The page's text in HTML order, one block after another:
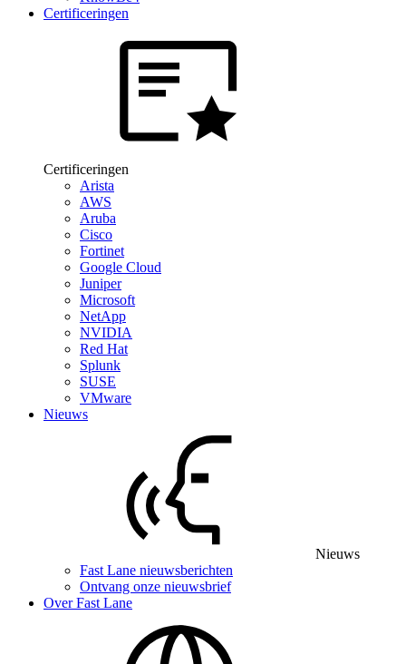
Certificeringen
Certificeringen
Arista
AWS
Aruba
Cisco
Fortinet
Google Cloud
Juniper
Microsoft
NetApp
NVIDIA
Red Hat
Splunk
SUSE
VMware
Nieuws
Nieuws
Fast Lane nieuwsberichten
Ontvang onze nieuwsbrief
Over Fast Lane